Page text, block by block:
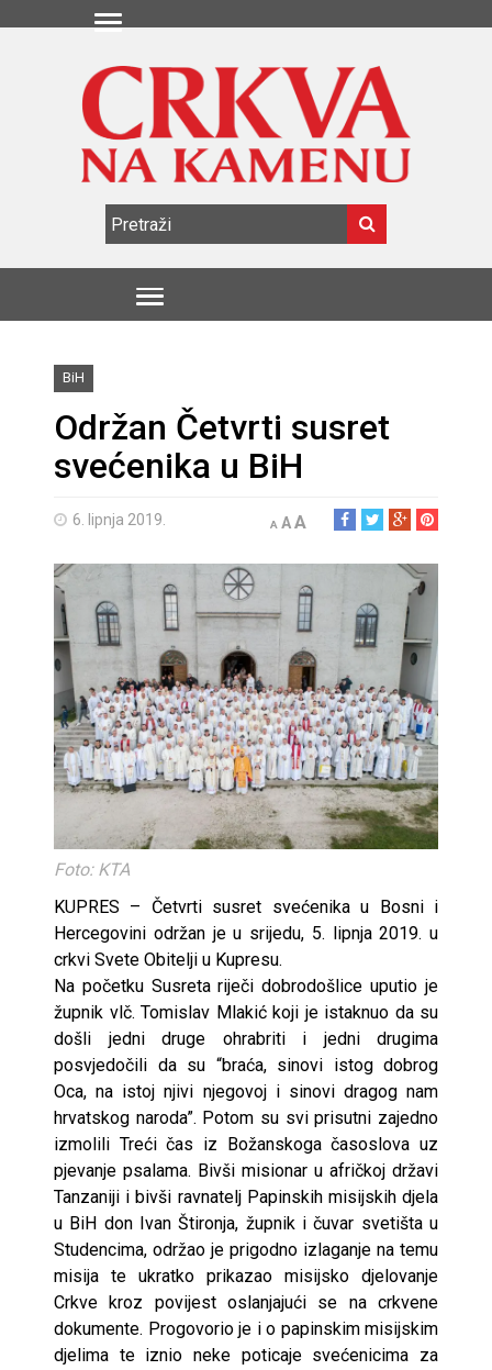
BiH
Održan Četvrti susret
svećenika u BiH
6. lipnja 2019. A AA
Foto: KTA
KUPRES – Četvrti susret svećenika u Bosni i
Hercegovini održan je u srijedu, 5. lipnja 2019. u
crkvi Svete Obitelji u Kupresu.
Na početku Susreta riječi dobrodošlice uputio je
župnik vlč. Tomislav Mlakić koji je istaknuo da su
došli jedni druge ohrabriti i jedni drugima
posvjedočili da su “braća, sinovi istog dobrog
Oca, na istoj njivi njegovoj i sinovi dragog nam
hrvatskog naroda”. Potom su svi prisutni zajedno
izmolili Treći čas iz Božanskoga časoslova uz
pjevanje psalama. Bivši misionar u afričkoj državi
Tanzaniji i bivši ravnatelj Papinskih misijskih djela
u BiH don Ivan Štironja, župnik i čuvar svetišta u
Studencima, održao je prigodno izlaganje na temu
misija te ukratko prikazao misijsko djelovanje
Crkve kroz povijest oslanjajući se na crkvene
dokumente. Progovorio je i o papinskim misijskim
djelima te iznio neke poticaje svećenicima za